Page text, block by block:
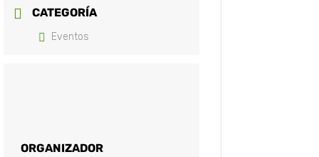
CATEGORÍA
Eventos
ORGANIZADOR